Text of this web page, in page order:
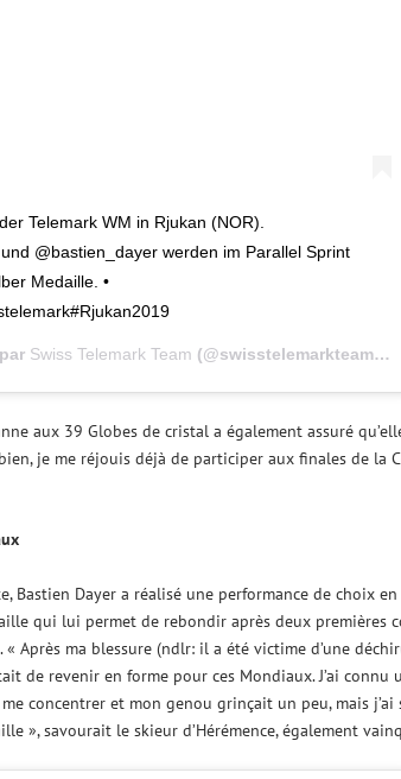
Telemark WM in Rjukan (NOR).
@bastien_dayer werden im Parallel Sprint
Medaille. •
Swiss Telemark Team (@swisstelemarkteam) le
aux 39 Globes de cristal a également assuré
je me réjouis déjà de participer aux finales de la
Bastien Dayer a réalisé une performance de choix
qui lui permet de rebondir après deux premières
Après ma blessure (ndlr: il a été victime d’une
de revenir en forme pour ces Mondiaux. J’ai connu
concentrer et mon genou grinçait un peu, mais
», savourait le skieur d’Hérémence, également